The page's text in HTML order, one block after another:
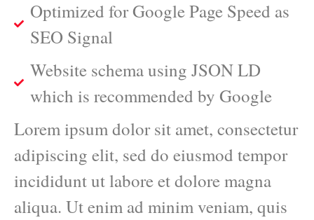
Optimized for Google Page Speed as
SEO Signal
Website schema using JSON LD
which is recommended by Google
Lorem ipsum dolor sit amet, consectetur
adipiscing elit, sed do eiusmod tempor
incididunt ut labore et dolore magna
aliqua. Ut enim ad minim veniam, quis